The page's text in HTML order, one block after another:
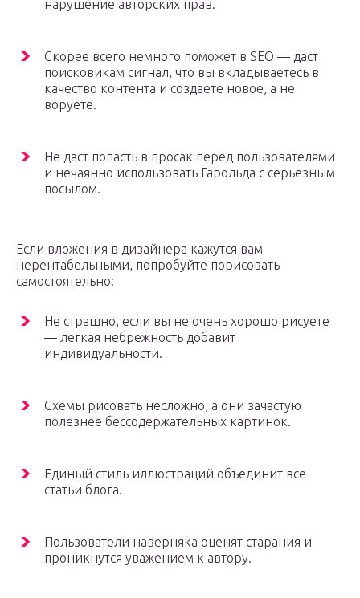
нарушение авторских прав.
Скорее всего немного поможет в SEO — даст
поисковикам сигнал, что вы вкладываетесь в
качество контента и создаете новое, а не
воруете.
Не даст попасть в просак перед пользователями
и нечаянно использовать Гарольда с серьезным
посылом.
Если вложения в дизайнера кажутся вам
нерентабельными, попробуйте порисовать
самостоятельно:
Не страшно, если вы не очень хорошо рисуете
— легкая небрежность добавит
индивидуальности.
Схемы рисовать несложно, а они зачастую
полезнее бессодержательных картинок.
Единый стиль иллюстраций объединит все
статьи блога.
Пользователи наверняка оценят старания и
проникнутся уважением к автору.